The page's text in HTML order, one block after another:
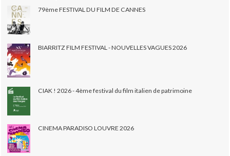
79ème FESTIVAL DU FILM DE CANNES
BIARRITZ FILM FESTIVAL - NOUVELLES VAGUES 2026
CIAK ! 2026 - 4ème festival du film italien de patrimoine
CINEMA PARADISO LOUVRE 2026